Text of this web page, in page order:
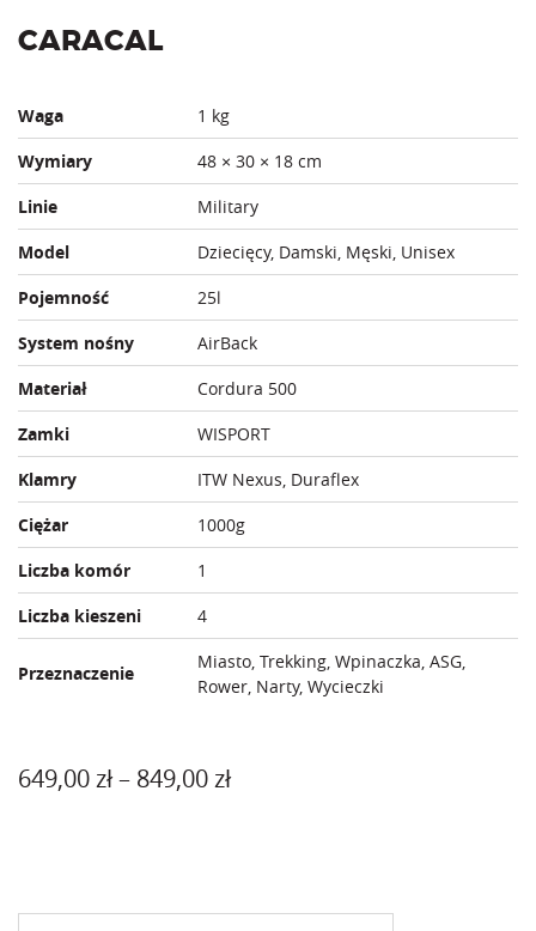
CARACAL
Waga
1 kg
Wymiary
48 × 30 × 18 cm
Linie
Military
Model
Dziecięcy, Damski, Męski, Unisex
Pojemność
25l
System nośny
AirBack
Materiał
Cordura 500
Zamki
WISPORT
Klamry
ITW Nexus, Duraflex
Ciężar
1000g
Liczba komór
1
Liczba kieszeni
4
Przeznaczenie
Miasto, Trekking, Wpinaczka, ASG,
Rower, Narty, Wycieczki
649,00zł– 849,00złZakres
do